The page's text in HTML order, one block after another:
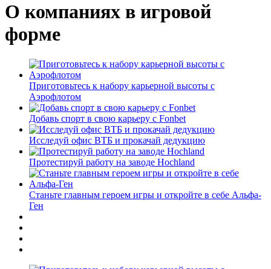
О компаниях в игровой
форме
Приготовьтесь к набору карьерной высоты с
Аэрофлотом
Добавь спорт в свою карьеру с Fonbet
Исследуй офис ВТБ и прокачай дедукцию
Протестируй работу на заводе Hochland
Станьте главным героем игры и откройте в себе Альфа-
Ген